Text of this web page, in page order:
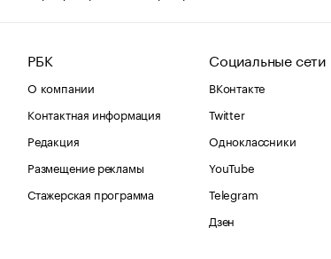
РБК
О компании
Контактная информация
Редакция
Размещение рекламы
Стажерская программа
Социальные сети
ВКонтакте
Twitter
Одноклассники
YouTube
Telegram
Дзен